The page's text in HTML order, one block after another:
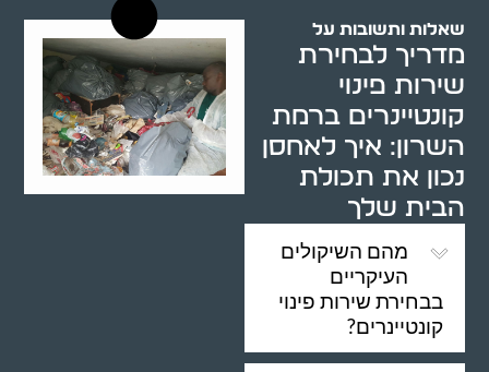
שאלות ותשובות על
מדריך לבחירת
שירות פינוי
קונטיינרים ברמת
השרון: איך לאחסן
נכון את תכולת
הבית שלך
מהם השיקולים
העיקריים
בבחירת שירות פינוי
קונטיינרים?